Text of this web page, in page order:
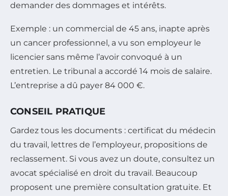
demander des dommages et intérêts.
Exemple : un commercial de 45 ans, inapte après
un cancer professionnel, a vu son employeur le
licencier sans même l’avoir convoqué à un
entretien. Le tribunal a accordé 14 mois de salaire.
L’entreprise a dû payer 84 000 €.
CONSEIL PRATIQUE
Gardez tous les documents : certificat du médecin
du travail, lettres de l’employeur, propositions de
reclassement. Si vous avez un doute, consultez un
avocat spécialisé en droit du travail. Beaucoup
proposent une première consultation gratuite. Et